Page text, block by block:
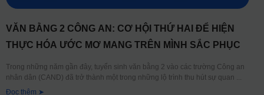
VĂN BẰNG 2 CÔNG AN: CƠ HỘI THỨ HAI ĐỂ HIỆN
THỰC HÓA ƯỚC MƠ MANG TRÊN MÌNH SẮC PHỤC
Trong những năm gần đây, tuyển sinh văn bằng 2 vào các trường Công an
nhân dân (CAND) đã trở thành một trong những lộ trình thu hút sự quan
Đọc thêm ➤